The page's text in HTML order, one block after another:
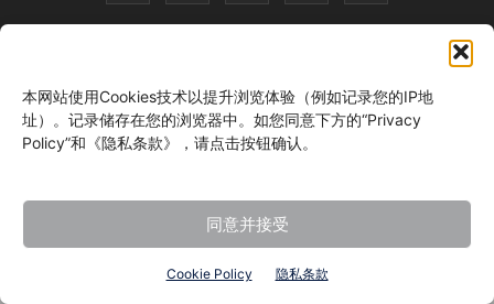
本网站使用Cookies技术以提升浏览体验（例如记录您的IP地
址）。记录储存在您的浏览器中。如您同意下方的“Privacy
Policy”和《隐私条款》，请点击按钮确认。
同意并接受
Cookie Policy 隐私条款